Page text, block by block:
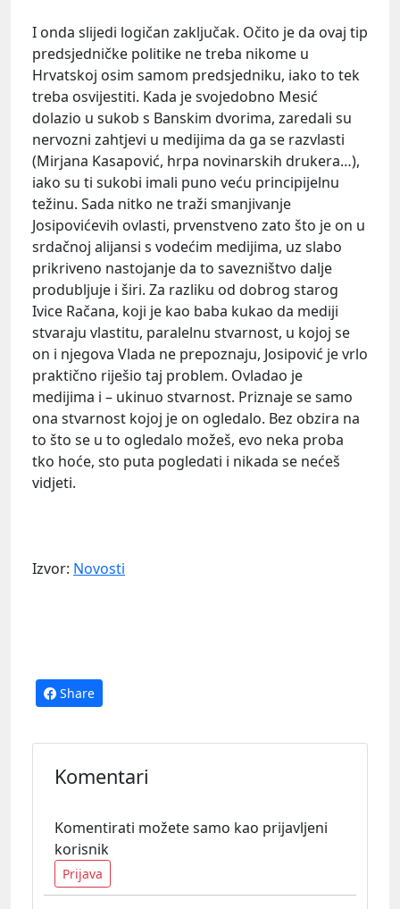
I onda slijedi logičan zaključak. Očito je da ovaj tip
predsjedničke politike ne treba nikome u
Hrvatskoj osim samom predsjedniku, iako to tek
treba osvijestiti. Kada je svojedobno Mesić
dolazio u sukob s Banskim dvorima, zaredali su
nervozni zahtjevi u medijima da ga se razvlasti
(Mirjana Kasapović, hrpa novinarskih drukera…),
iako su ti sukobi imali puno veću principijelnu
težinu. Sada nitko ne traži smanjivanje
Josipovićevih ovlasti, prvenstveno zato što je on u
srdačnoj alijansi s vodećim medijima, uz slabo
prikriveno nastojanje da to savezništvo dalje
produbljuje i širi. Za razliku od dobrog starog
Ivice Račana, koji je kao baba kukao da mediji
stvaraju vlastitu, paralelnu stvarnost, u kojoj se
on i njegova Vlada ne prepoznaju, Josipović je vrlo
praktično riješio taj problem. Ovladao je
medijima i – ukinuo stvarnost. Priznaje se samo
ona stvarnost kojoj je on ogledalo. Bez obzira na
to što se u to ogledalo možeš, evo neka proba
tko hoće, sto puta pogledati i nikada se nećeš
vidjeti.
Izvor: Novosti
Share
Komentari
Komentirati možete samo kao prijavljeni
korisnik
Prijava